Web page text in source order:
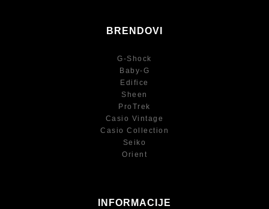
BRENDOVI
G-Shock
Baby-G
Edifice
Sheen
ProTrek
Casio Vintage
Casio Collection
Seiko
Orient
INFORMACIJE